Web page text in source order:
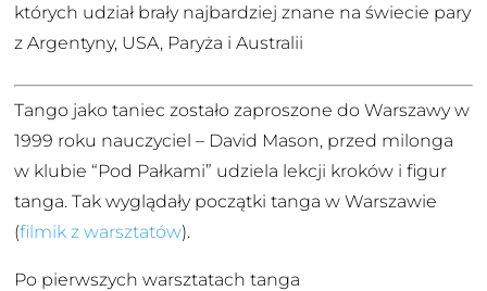
których udział brały najbardziej znane na świecie pary
z Argentyny, USA, Paryża i Australii
Tango jako taniec zostało zaproszone do Warszawy w
1999 roku nauczyciel – David Mason, przed milonga
w klubie “Pod Pałkami” udziela lekcji kroków i figur
tanga. Tak wyglądały początki tanga w Warszawie
(filmik z warsztatów).
Po pierwszych warsztatach tanga